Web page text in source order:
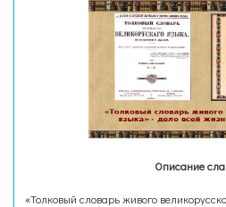
Описание
«Толковый словарь живого